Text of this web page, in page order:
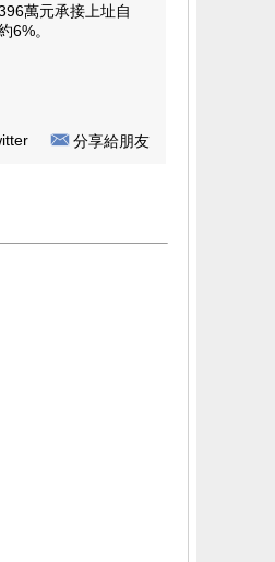
萬元承接上址自
6%。
分享給朋友